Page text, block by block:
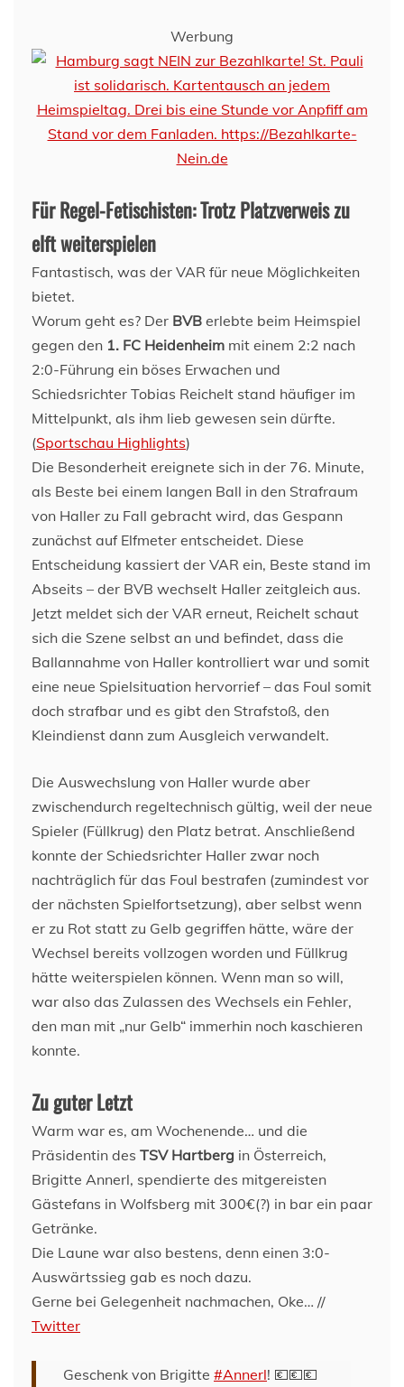
Werbung
Für Regel-Fetischisten: Trotz Platzverweis zu
elft weiterspielen
Fantastisch, was der VAR für neue Möglichkeiten
bietet.
Worum geht es? Der BVB erlebte beim Heimspiel
gegen den 1. FC Heidenheim mit einem 2:2 nach
2:0-Führung ein böses Erwachen und
Schiedsrichter Tobias Reichelt stand häufiger im
Mittelpunkt, als ihm lieb gewesen sein dürfte.
(Sportschau Highlights)
Die Besonderheit ereignete sich in der 76. Minute,
als Beste bei einem langen Ball in den Strafraum
von Haller zu Fall gebracht wird, das Gespann
zunächst auf Elfmeter entscheidet. Diese
Entscheidung kassiert der VAR ein, Beste stand im
Abseits – der BVB wechselt Haller zeitgleich aus.
Jetzt meldet sich der VAR erneut, Reichelt schaut
sich die Szene selbst an und befindet, dass die
Ballannahme von Haller kontrolliert war und somit
eine neue Spielsituation hervorrief – das Foul somit
doch strafbar und es gibt den Strafstoß, den
Kleindienst dann zum Ausgleich verwandelt.
Die Auswechslung von Haller wurde aber
zwischendurch regeltechnisch gültig, weil der neue
Spieler (Füllkrug) den Platz betrat. Anschließend
konnte der Schiedsrichter Haller zwar noch
nachträglich für das Foul bestrafen (zumindest vor
der nächsten Spielfortsetzung), aber selbst wenn
er zu Rot statt zu Gelb gegriffen hätte, wäre der
Wechsel bereits vollzogen worden und Füllkrug
hätte weiterspielen können. Wenn man so will,
war also das Zulassen des Wechsels ein Fehler,
den man mit „nur Gelb“ immerhin noch kaschieren
konnte.
Zu guter Letzt
Warm war es, am Wochenende… und die
Präsidentin des TSV Hartberg in Österreich,
Brigitte Annerl, spendierte des mitgereisten
Gästefans in Wolfsberg mit 300€(?) in bar ein paar
Getränke.
Die Laune war also bestens, denn einen 3:0-
Auswärtssieg gab es noch dazu.
Gerne bei Gelegenheit nachmachen, Oke… //
Twitter
Geschenk von Brigitte #Annerl! 💶💶💶